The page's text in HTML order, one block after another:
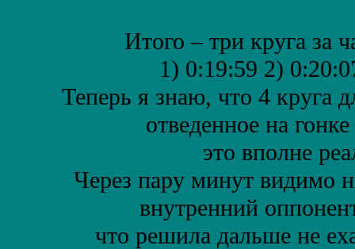
Итого – три круга за
1) 0:19:59 2)
Теперь я знаю, что 4 круга
отведенное на
это вполне
Через пару минут видимо
внутренний
что решила дальше не